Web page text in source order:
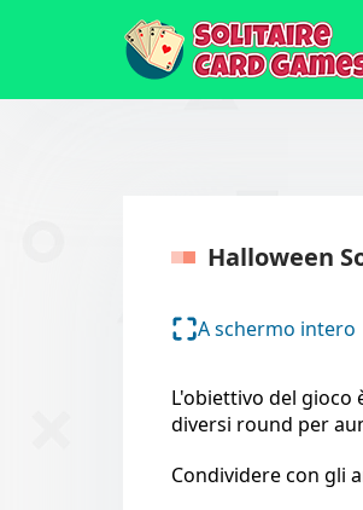
Halloween
A schermo intero
L'obiettivo del gioco
diversi round per
Condividere con gli